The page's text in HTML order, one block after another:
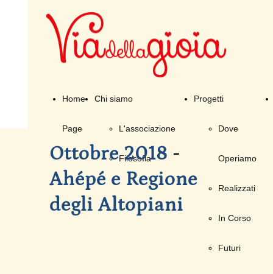
Home
Page
Chi siamo
L'associazione
Filosofia
Progetti
Dove
Operiamo
Realizzati
In Corso
Futuri
Ottobre 2018 -
Ahépé e Regione
degli Altopiani